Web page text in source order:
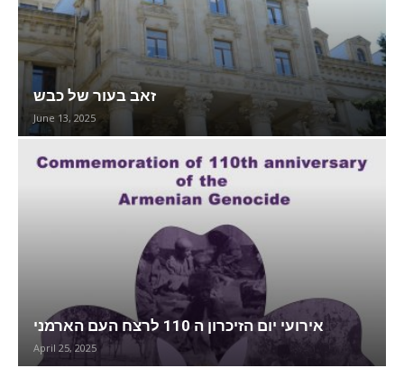
זאב בעור של כבש
June 13, 2025
אירועי יום הזיכרון ה 110 לרצח העם הארמני
April 25, 2025